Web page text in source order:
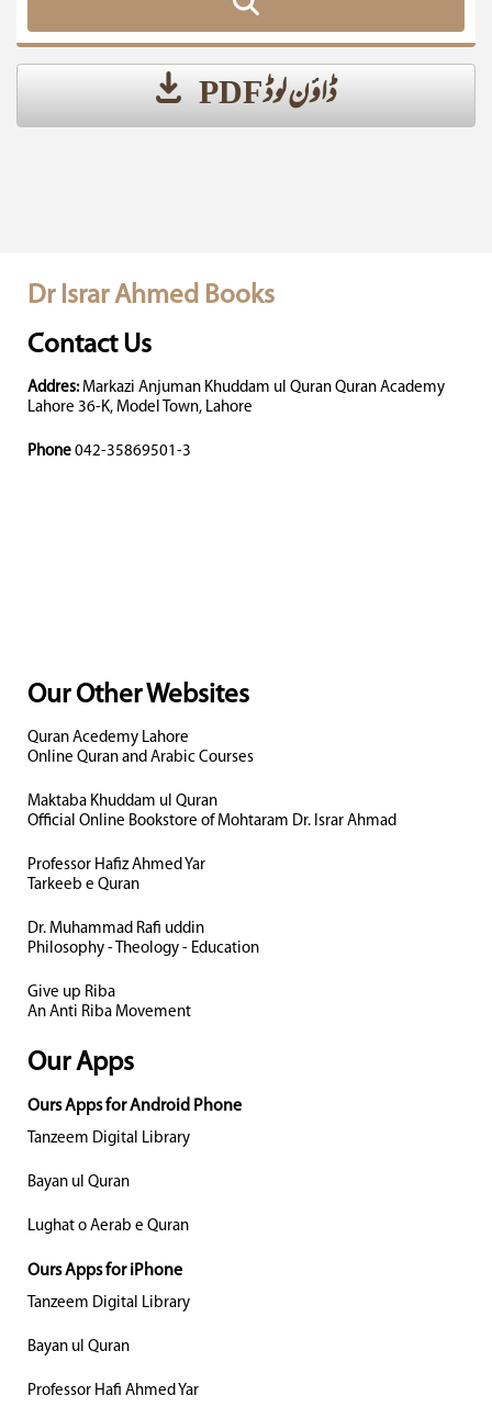
ڈاؤن لوڈ PDF
Dr Israr Ahmed Books
Contact Us
Addres: Markazi Anjuman Khuddam ul Quran Quran Academy
Lahore 36-K, Model Town, Lahore
Phone 042-35869501-3
Our Other Websites
Quran Acedemy Lahore
Online Quran and Arabic Courses
Maktaba Khuddam ul Quran
Official Online Bookstore of Mohtaram Dr. Israr Ahmad
Professor Hafiz Ahmed Yar
Tarkeeb e Quran
Dr. Muhammad Rafi uddin
Philosophy - Theology - Education
Give up Riba
An Anti Riba Movement
Our Apps
Ours Apps for Android Phone
Tanzeem Digital Library
Bayan ul Quran
Lughat o Aerab e Quran
Ours Apps for iPhone
Tanzeem Digital Library
Bayan ul Quran
Professor Hafi Ahmed Yar